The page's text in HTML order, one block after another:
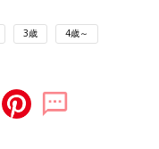
3歳 4歳～